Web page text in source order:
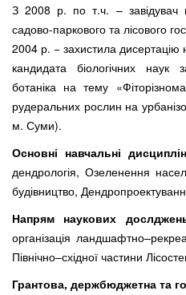
З 2008 р. по т.ч. –
садово-паркового та лісового
2004 р. − захистила дисертацію
кандидата біологічних
ботаніка на тему
рудеральних рослин на
м. Суми).
Основні навчальні
дендрологія, Озеленення
будівництво,
Напрям наукових
організація
Північно–східної частини
Грантова, держбюджетна та